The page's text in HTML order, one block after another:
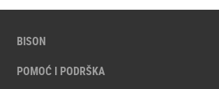
BISON
POMOĆ I PODRŠKA